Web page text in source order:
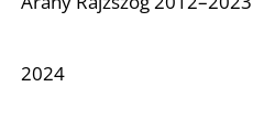
2024